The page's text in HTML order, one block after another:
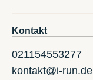
Kontakt
021154553277
kontakt@i-run.de